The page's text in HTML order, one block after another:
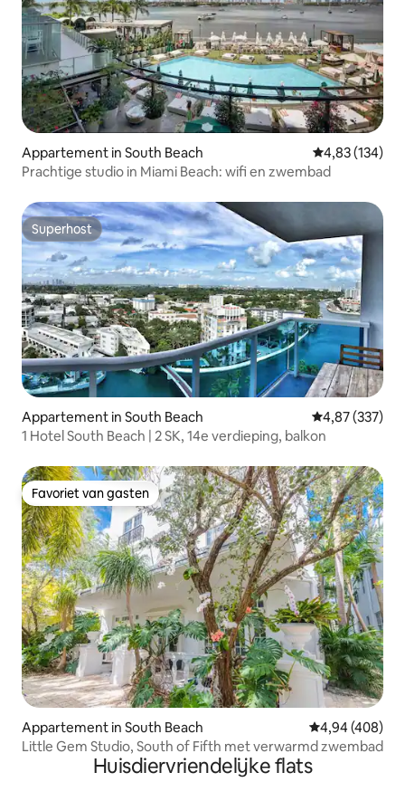
Appartement in South Beach Gemiddelde
4,83 (134)
Prachtige studio in Miami Beach: wifi en zwembad
Superhost
Superhost
Appartement in South Beach Gemiddelde
4,87 (337)
1 Hotel South Beach | 2 SK, 14e verdieping, balkon
Favoriet van gasten
Favoriet van gasten
Appartement in South Beach Gemiddelde
4,94 (408)
Little Gem Studio, South of Fifth met verwarmd zwembad
Huisdiervriendelijke flats